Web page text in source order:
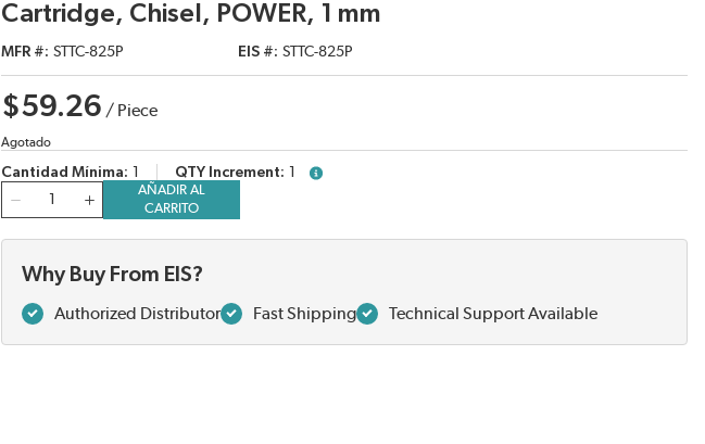
Cartridge, Chisel, POWER, 1 mm
MFR # STTC-825P EIS # STTC-825P
$59.26 / Piece
Agotado
Cantidad Mínima QTY Increment
more info
Cantidad
AÑADIR AL
CARRITO
Why Buy From EIS?
Authorized Distributor Fast Shipping Technical Support Available